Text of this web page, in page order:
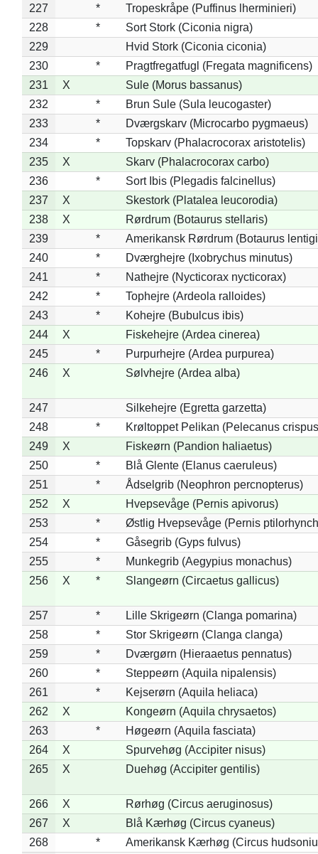
227 *
Tropeskråpe (Puffinus lherminieri)
228
*
Sort Stork (Ciconia nigra)
229
Hvid Stork (Ciconia ciconia)
230
*
Pragtfregatfugl (Fregata magnificens)
231
X
Sule (Morus bassanus)
232
*
Brun Sule (Sula leucogaster)
233
*
Dværgskarv (Microcarbo pygmaeus)
234
*
Topskarv (Phalacrocorax aristotelis)
235
X
Skarv (Phalacrocorax carbo)
236
*
Sort Ibis (Plegadis falcinellus)
237
X
Skestork (Platalea leucorodia)
238
X
Rørdrum (Botaurus stellaris)
239
*
Amerikansk Rørdrum (Botaurus
240
*
Dværghejre (Ixobrychus minutus)
241
*
Nathejre (Nycticorax nycticorax)
242
*
Tophejre (Ardeola ralloides)
243
*
Kohejre (Bubulcus ibis)
244
X
Fiskehejre (Ardea cinerea)
245
*
Purpurhejre (Ardea purpurea)
246
X Sølvhejre (Ardea alba)
247
Silkehejre (Egretta garzetta)
248
*
Krøltoppet Pelikan (Pelecanus
249
X
Fiskeørn (Pandion haliaetus)
250
*
Blå Glente (Elanus caeruleus)
251
*
Ådselgrib (Neophron percnopterus)
252
X
Hvepsevåge (Pernis apivorus)
253
*
Østlig Hvepsevåge (Pernis
254
*
Gåsegrib (Gyps fulvus)
255
*
Munkegrib (Aegypius monachus)
256
X * Slangeørn (Circaetus gallicus)
257 *
Lille Skrigeørn (Clanga pomarina)
258
*
Stor Skrigeørn (Clanga clanga)
259
*
Dværgørn (Hieraaetus pennatus)
260
*
Steppeørn (Aquila nipalensis)
261
*
Kejserørn (Aquila heliaca)
262
X
Kongeørn (Aquila chrysaetos)
263
*
Høgeørn (Aquila fasciata)
264
X
Spurvehøg (Accipiter nisus)
265
X Duehøg (Accipiter gentilis)
266 X
Rørhøg (Circus aeruginosus)
267
X
Blå Kærhøg (Circus cyaneus)
268
*
Amerikansk Kærhøg (Circus